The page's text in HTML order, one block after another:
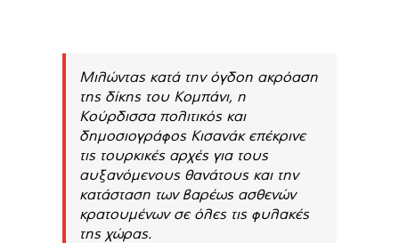
Μιλώντας κατά την όγδοη ακρόαση
της δίκης του Κομπάνι, η
Κούρδισσα πολιτικός και
δημοσιογράφος Κισανάκ επέκρινε
τις τουρκικές αρχές για τους
αυξανόμενους θανάτους και την
κατάσταση των βαρέως ασθενών
κρατουμένων σε όλες τις φυλακές
της χώρας.